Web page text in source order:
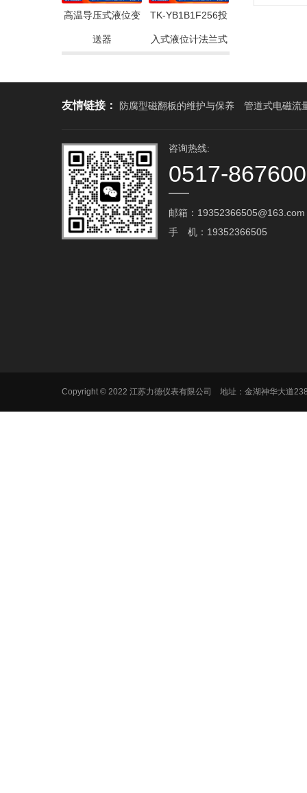
高温导压式液位变
送器
TK-YB1B1F256投
入式液位计法兰式
友情链接： 防腐型磁翻板的维护与保养 管道式电磁流
咨询热线:
0517-
邮箱：19352366505@163.com‬
手 机：19352366505
Copyright © 2022 江苏力德仪表有限公司 地址：金湖神华大道